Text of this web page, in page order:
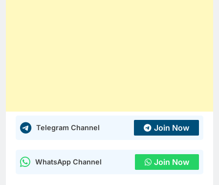
Telegram Channel Join Now
WhatsApp Channel Join Now